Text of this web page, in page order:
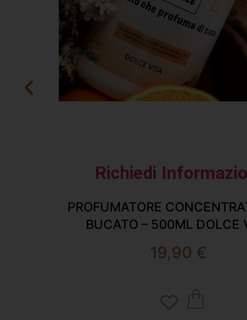
Richiedi
PROFUMATORE
BUCATO – 500ML DOLCE
19,90 €